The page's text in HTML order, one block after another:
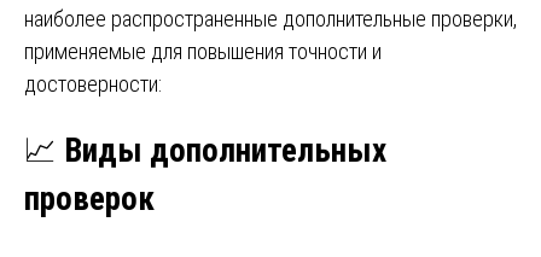
наиболее распространенные дополнительные проверки,
применяемые для повышения точности и
достоверности:
📈 Виды дополнительных
проверок